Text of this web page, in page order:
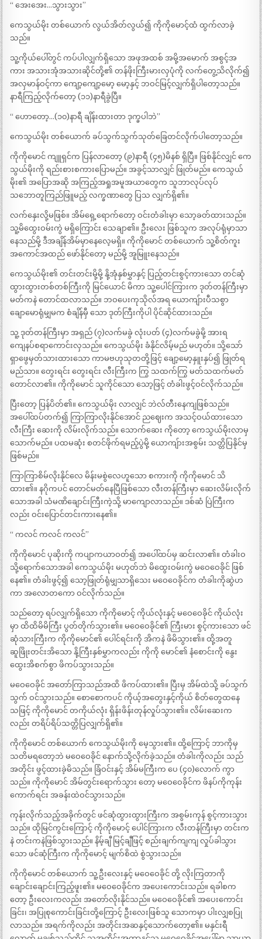
“ အေးအေး…သွားသွား”
ကေသွယ်မိုး တစ်ယောက် လွယ်အိတ်လွယ်၍ ကိုကိုမောင့်ထံ ထွက်လာခဲ့
သည်။
သူ့ကိုယ်ပေါ်တွင် ကပ်ပါလျှက်ရှိသော အဖုအထစ် အမို့အမောက် အစွင့်အ
ကား အသားအုံအသားဆိုင်တို့၏ တန်ဖိုးကြီးမားလှပုံကို လက်တွေ့သိလိုက်၍
အလှမာန်ဝင့်ကာ ကျော့ကျော့မော့ မော့နှင့် ဘဝင်မြင့်လျှက်ရှိပါတော့သည်။
နာရီကြည့်လိုက်တော့ (၁၁)နာရီခွဲပြီ။
“ ဟောတော့…(၁၀)နာရီ ချိန်းထားတာ ဒုက္ခပါဘဲ”
ကေသွယ်မိုး တစ်ယောက် ခပ်သွက်သွက်သုတ်ခြေတင်လိုက်ပါတော့သည်။
ကိုကိုမောင် ကျူရှင်က ပြန်လာတော့ (၉)နာရီ (၄၅)မိနစ် ရှိပြီ။ ဖြစ်နိုင်လျှင် ကေ
သွယ်မိုးကို ရည်းစားစကားပြောမည်။ အခွင့်သာလျှင် ဖြုတ်မည်။ ကေသွယ်
မိုး၏ အပြောအဆို အကြည့်အရှုအမူအယာတွေက သူဘာလုပ်လုပ်
သဘောတူကြည်ဖြူမည့် လက္ခဏာတွေ ပြသ လျှက်ရှိ၏။
လက်နှေးလို့မဖြစ်။ အိမ်ရှေ့ရောက်တော့ ဝင်းတံခါးမှာ သော့ခတ်ထားသည်။
သူ့မိထွေးဝမ်းကွဲ မရှိကြောင်း သေချာ၏။ ဦးလေး ဖြစ်သူက အလုပ်ရုံမှာသာ
နေသည်မို့ ဒီအချိန်အိမ်မှာနေလေ့မရှိ။ ကိုကိုမောင် တစ်ယောက် သူ့စိတ်ကူး
အကောင်အထည် ဖော်နိုင်တော့ မည်မို့ အူမြူးနေသည်။
ကေသွယ်မိုး၏ တင်းတင်းမို့မို့ နို့အုံနှစ်မွှာနှင့် ပြည့်တင်းစွင့်ကားသော တင်ဆုံ
ထွားထွားတစ်တစ်ကြီးကို မြင်ယောင် မိကာ သူ့ပေါင်ကြားက ဒုတ်တန်ကြီးမှာ
မတ်ကနဲ တောင်ထလာသည်။ ဘဝပေးကုသိုလ်အရ ယောကျ်ားပီသစွာ
ချောမောရုံမျှမက စံချိန်မှီ သော ဒုတ်ကြီးကိုပါ ပိုင်ဆိုင်ထားသည်။
သူ့ ဒုတ်တန်ကြီးမှာ အရှည် (၇)လက်မခွဲ လုံးပတ် (၄)လက်မခွဲမို့ အားရ
ကျေနပ်စရာကောင်းလှသည်။ ကေသွယ်မိုး ခံနိုင်လိမ့်မည် မဟုတ်။ သို့သော်
ရှာဖွေမှတ်သားထားသော ကာမဗဟုသုတတို့ဖြင့် ချော့မော့နှူးနှပ်၍ ဖြုတ်ရ
မည်သာ။ တွေးရင်း တွေးရင်း လီးကြီးက ကြွ သထက်ကြွ မတ်သထက်မတ်
တောင်လာ၏။ ကိုကိုမောင် သူကိုင်သော သော့ဖြင့် တံခါးဖွင့်ဝင်လိုက်သည်။
ပြီးတော့ ပြန်ပိတ်၏။ ကေသွယ်မိုး လာလျှင် ဘဲလ်တီးနေကျဖြစ်သည်။
အပေါ်ထပ်တက်၍ ကြာကြာလိုးနိုင်အောင် ညဈေးက အသင့်ဝယ်ထားသော
လီးကြီး ဆေးကို လိမ်းလိုက်သည်။ သောက်ဆေး ကိုတော့ ကေသွယ်မိုးလာမှ
သောက်မည်။ ပထမဆုံး စတင်ဖိုက်ရမည့်ပွဲမို့ ယောကျ်ားအစွမ်း သတ္တိပြနိုင်မှ
ဖြစ်မည်။
ကြာကြာစိမ်လိုးနိုင်လေ မိန်းမစွဲလေဟူသော စကားကို ကိုကိုမောင် သိ
ထား၏။ နဂိုကပင် တောင်မတ်နေပြီဖြစ်သော လီးတန်ကြီးမှာ ဆေးလိမ်းလိုက်
သောအခါ သံမဏိချောင်းကြီးကဲ့သို့ မာကျောလာသည်။ ဒစ်ဆံ ပြဲကြီးက
လည်း ဝင်းပြောင်တင်းကားနေ၏။
“ ကလင် ကလင် ကလင်”
ကိုကိုမောင် ပုဆိုးကို ကပျာကယာဝတ်၍ အပေါ်ထပ်မှ ဆင်းလာ၏။ တံခါးဝ
သို့ရောက်သောအခါ ကေသွယ်မိုး မဟုတ်ဘဲ မိထွေးဝမ်းကွဲ မဝေဝေခိုင် ဖြစ်
နေ၏။ တံခါးဖွင့်၍ သော့ဖြုတ်ရုံမျှသာရှိသေး မဝေဝေခိုင်က တံခါးကိုဆွဲဟ
ကာ အလောတကော ဝင်လိုက်သည်။
သည်တော့ ရပ်လျှက်ရှိသော ကိုကိုမောင့် ကိုယ်လုံးနှင့် မဝေဝေခိုင် ကိုယ်လုံး
မှာ ထိထိမိမိကြီး ပွတ်တိုက်သွား၏။ မဝေဝေခိုင်၏ ကြီးမား စွင့်ကားသော ဖင်
ဆုံသားကြီးက ကိုကိုမောင်၏ ပေါင်ရင်းကို အိကနဲ ဖိမိသွား၏။ ထို့အတူ
ဆူဖြိုးတင်းအိသော နို့ကြီးနှစ်မွှာကလည်း ကိုကို မောင်၏ နံစောင်းကို နွေး
ထွေးအိစက်စွာ ဖိကပ်သွားသည်။
မဝေဝေခိုင် အတော်ကြာသည်အထိ ဖိကပ်ထား၏။ ပြီးမှ အိမ်ထဲသို့ ခပ်သွက်
သွက် ဝင်သွားသည်။ စောစောကပင် ကိုယ့်အတွေးနှင့်ကိုယ် စိတ်တွေထနေ
သဖြင့် ကိုကိုမောင် တကိုယ်လုံး ရှိန်းဖိန်းတုန်လှုပ်သွား၏။ လိမ်းဆေးက
လည်း တရိပ်ရိပ်သတ္တိပြလျှက်ရှိ၏။
ကိုကိုမောင် တစ်ယောက် ကေသွယ်မိုးကို မေ့သွား၏။ ထို့ကြောင့် ဘာကိုမှ
သတိမရတော့ဘဲ မဝေဝေခိုင် နောက်သို့လိုက်ခဲ့သည်။ တံခါးကိုလည်း သည်
အတိုင်း ဖွင့်ထားခဲ့မိသည်။ ခြံဝင်းနှင့် အိမ်မကြီးက ပေ (၄၀)လောက် ကွာ
သည်။ ကိုကိုမောင် အိမ်တွင်းရောက်သွား တော့ မဝေဝေခိုင်က ဖိနပ်ကိုကုန်း
ကောက်ရင်း အခန်းထဲဝင်သွားသည်။
ကုန်းလိုက်သည့်အခိုက်တွင် ဖင်ဆုံထွားထွားကြီးက အစွမ်းကုန် စွင့်ကားသွား
သည်။ ထိုမြင်ကွင်းကြောင့် ကိုကိုမောင့် ပေါင်ကြားက လီးတန်ကြီးမှာ တင်းက
နဲ တင်းကနဲဖြစ်သွားသည်။ နိမ့်ချီ မြင့်ချီဖြင့် စည်းချက်ကျကျ လှုပ်ခါသွား
သော ဖင်ဆုံကြီးက ကိုကိုမောင့် မျက်စိထဲ စွဲသွားသည်။
ကိုကိုမောင် တစ်ယောက် သူ့ဦးလေးနှင့် မဝေဝေခိုင် တို့ လိုးကြတာကို
ချောင်းချောင်းကြည့်ဖူး၏။ မဝေဝေခိုင်က အပေးကောင်းသည်။ ရခါစက
တော့ ဦးလေးကလည်း အတော်လိုးနိုင်သည်။ မဝေဝေခိုင်၏ အပေးကောင်း
ခြင်း၊ အပြုစုကောင်းခြင်းတို့ကြောင့် ဦးလေးဖြစ်သူ သောကမှာ ပါးလျှစပြု
လာသည်။ အရက်ကိုလည်း အတိုင်းအဆနှင့်သောက်တော့၏။ မနှင်းရီ